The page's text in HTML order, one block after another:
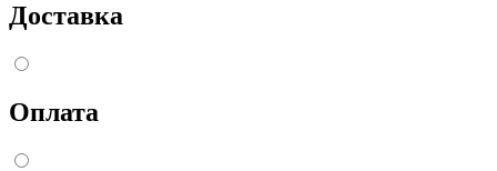
Доставка
Оплата